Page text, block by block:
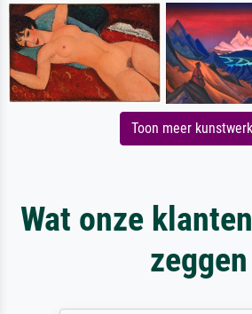
Toon meer
Wat onze
zeggen